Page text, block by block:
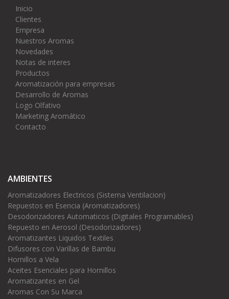
Inicio
Clientes
Empresa
Nuestros Aromas
Novedades
Notas de interes
Productos
Aromatización para empresas
Desarrollo de Aromas
Logo Olfativo
Marketing Aromático
Contacto
AMBIENTES
Aromatizadores Electricos (Sistema Ventilacion)
Repuestos en Esencia (Aromatizadores)
Desodorizadores Automaticos (Digitales Programables)
Repuesto en Aerosol (Desodorizadores)
Aromatizantes Liquidos Textiles
Difusores con Varillas de Bambu
Hornillos a Vela
Aceites Esenciales para Hornillos
Aromatizantes en Gel
Aromas Con Su Marca